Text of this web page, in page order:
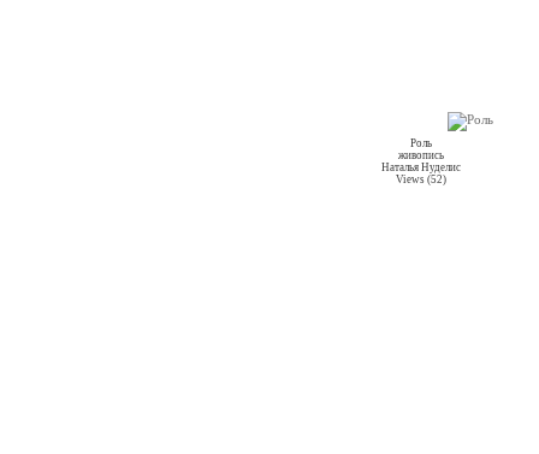
Роль
живопись
Наталья Нуделис
Views (52)